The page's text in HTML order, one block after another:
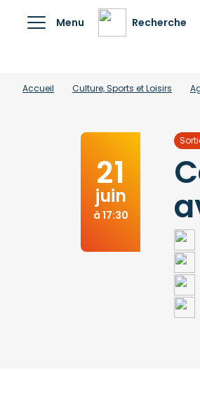
Menu Recherche
Accueil Culture, Sports et Loisirs
21
juin
à 17:30